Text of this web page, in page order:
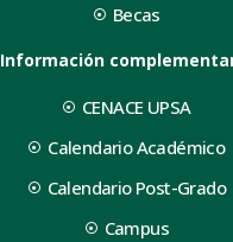
Becas
Información
CENACE UPSA
Calendario Académico
Calendario Post-Grado
Campus